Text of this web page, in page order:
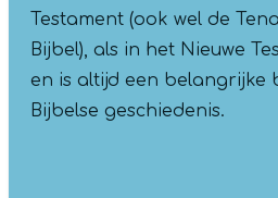
Testament (ook wel de
Bijbel), als in het Nieuwe
en is altijd een belangrijke
Bijbelse geschiedenis.